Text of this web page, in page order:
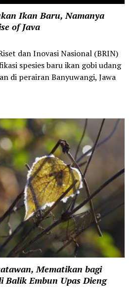
Ikan Baru, Namanya
of Java
dan Inovasi Nasional (BRIN)
spesies baru ikan gobi udang
di perairan Banyuwangi, Jawa
Mematikan bagi
Balik Embun Upas Dieng